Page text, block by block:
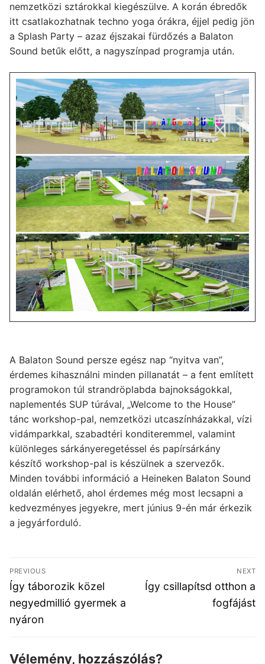
nemzetközi sztárokkal kiegészülve. A korán ébredők
itt csatlakozhatnak techno yoga órákra, éjjel pedig jön
a Splash Party – azaz éjszakai fürdőzés a Balaton
Sound betűk előtt, a nagyszínpad programja után.
A Balaton Sound persze egész nap “nyitva van”,
érdemes kihasználni minden pillanatát – a fent említett
programokon túl strandröplabda bajnokságokkal,
naplementés SUP túrával, „Welcome to the House”
tánc workshop-pal, nemzetközi utcaszínházakkal, vízi
vidámparkkal, szabadtéri konditeremmel, valamint
különleges sárkányeregetéssel és papírsárkány
készítő workshop-pal is készülnek a szervezők.
Minden további információ a Heineken Balaton Sound
oldalán elérhető, ahol érdemes még most lecsapni a
kedvezményes jegyekre, mert június 9-én már érkezik
a jegyárforduló.
Bejegyzés
navigáció
PREVIOUS
Previous
post:
Így táborozik közel
negyedmillió gyermek a
nyáron
NEXT
Next
Így csillapítsd otthon a
fogfájást
Vélemény, hozzászólás?